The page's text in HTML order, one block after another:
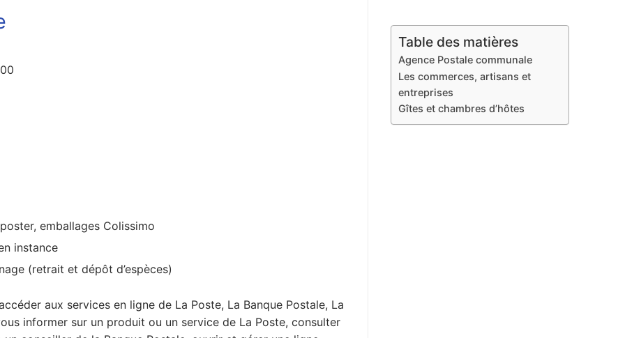
emballages Colissimo
instance
(retrait et dépôt d’espèces)
aux services en ligne de La Poste, La Banque Postale, La
informer sur un produit ou un service de La Poste, consulter
Table des matières
Agence Postale communale
Les commerces, artisans et
entreprises
Gîtes et chambres d’hôtes